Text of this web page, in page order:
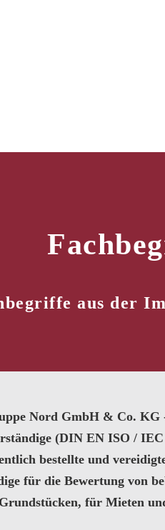
aus der
Nord GmbH & Co. KG
(DIN EN ISO / IEC
bestellte und
für die Bewertung von
für Mieten